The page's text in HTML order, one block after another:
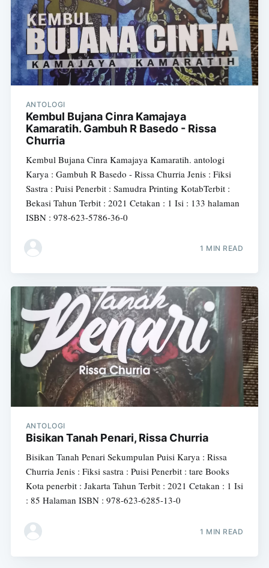
ANTOLOGI
Kembul Bujana Cinra Kamajaya
Kamaratih. Gambuh R Basedo - Rissa
Churria
Kembul Bujana Cinra Kamajaya Kamaratih. antologi
Karya : Gambuh R Basedo - Rissa Churria Jenis : Fiksi
Sastra : Puisi Penerbit : Samudra Printing KotabTerbit :
Bekasi Tahun Terbit : 2021 Cetakan : 1 Isi : 133 halaman
ISBN : 978-623-5786-36-0
1 MIN READ
ANTOLOGI
Bisikan Tanah Penari, Rissa Churria
Bisikan Tanah Penari Sekumpulan Puisi Karya : Rissa
Churria Jenis : Fiksi sastra : Puisi Penerbit : tare Books
Kota penerbit : Jakarta Tahun Terbit : 2021 Cetakan : 1 Isi
: 85 Halaman ISBN : 978-623-6285-13-0
1 MIN READ